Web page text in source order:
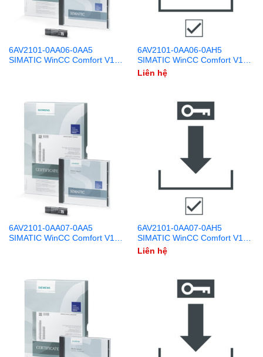
6AV2101-0AA06-0AA5
SIMATIC WinCC Comfort V16
6AV2101-0AA06-0AH5
SIMATIC WinCC Comfort V16
Download
Liên hệ
6AV2101-0AA07-0AA5
SIMATIC WinCC Comfort V17
6AV2101-0AA07-0AH5
SIMATIC WinCC Comfort V17
Download
Liên hệ